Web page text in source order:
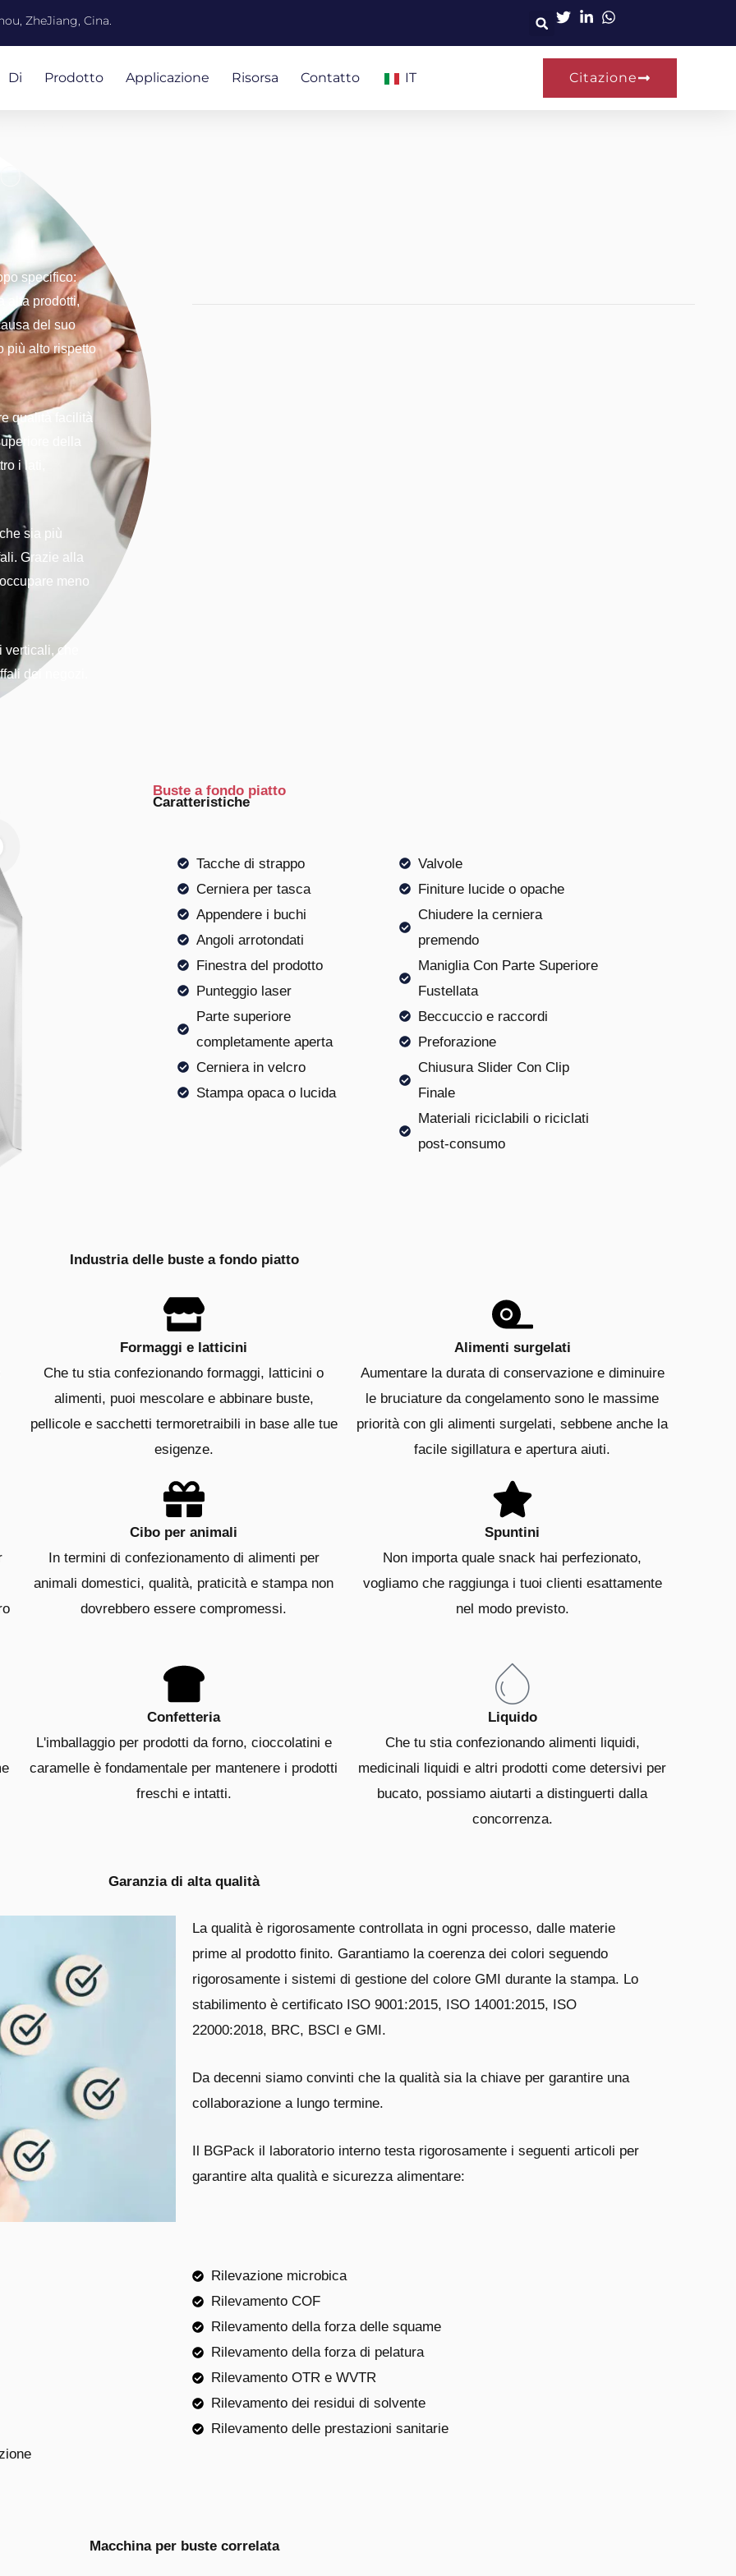
ZheJiang, Cina.
Di Prodotto Applicazione Risorsa Contatto IT Citazione
piatto
specifico:
alta prodotti,
del suo
più alto rispetto
qualità
facilità
della
i lati,
sia più
Grazie alla
occupare meno
che
dei negozi.
Buste a fondo piatto
Caratteristiche
Tacche di strappo
Cerniera per tasca
Appendere i buchi
Angoli arrotondati
Finestra del prodotto
Punteggio laser
Parte superiore
completamente aperta
Cerniera in velcro
Stampa opaca o lucida
Valvole
Finiture lucide o opache
Chiudere la cerniera
premendo
Maniglia Con Parte Superiore
Fustellata
Beccuccio e raccordi
Preforazione
Chiusura Slider Con Clip
Finale
Materiali riciclabili o riciclati
post-consumo
Industria delle buste a fondo piatto
Formaggi e latticini
Che tu stia confezionando formaggi, latticini o
alimenti, puoi mescolare e abbinare buste,
pellicole e sacchetti termoretraibili in base alle tue
esigenze.
Alimenti surgelati
Aumentare la durata di conservazione e diminuire
le bruciature da congelamento sono le massime
priorità con gli alimenti surgelati, sebbene anche la
facile sigillatura e apertura aiuti.
Cibo per animali
In termini di confezionamento di alimenti per
animali domestici, qualità, praticità e stampa non
dovrebbero essere compromessi.
Spuntini
Non importa quale snack hai perfezionato,
vogliamo che raggiunga i tuoi clienti esattamente
nel modo previsto.
Confetteria
L'imballaggio per prodotti da forno, cioccolatini e
caramelle è fondamentale per mantenere i prodotti
freschi e intatti.
Liquido
Che tu stia confezionando alimenti liquidi,
medicinali liquidi e altri prodotti come detersivi per
bucato, possiamo aiutarti a distinguerti dalla
concorrenza.
Garanzia di alta qualità
La qualità è rigorosamente controllata in ogni processo, dalle materie
prime al prodotto finito. Garantiamo la coerenza dei colori seguendo
rigorosamente i sistemi di gestione del colore GMI durante la stampa. Lo
stabilimento è certificato ISO 9001:2015, ISO 14001:2015, ISO
22000:2018, BRC, BSCI e GMI.
Da decenni siamo convinti che la qualità sia la chiave per garantire una
collaborazione a lungo termine.
Il BGPack il laboratorio interno testa rigorosamente i seguenti articoli per
garantire alta qualità e sicurezza alimentare:
Rilevazione microbica
Rilevamento COF
Rilevamento della forza delle squame
Rilevamento della forza di pelatura
Rilevamento OTR e WVTR
Rilevamento dei residui di solvente
Rilevamento delle prestazioni sanitarie
Macchina per buste correlata